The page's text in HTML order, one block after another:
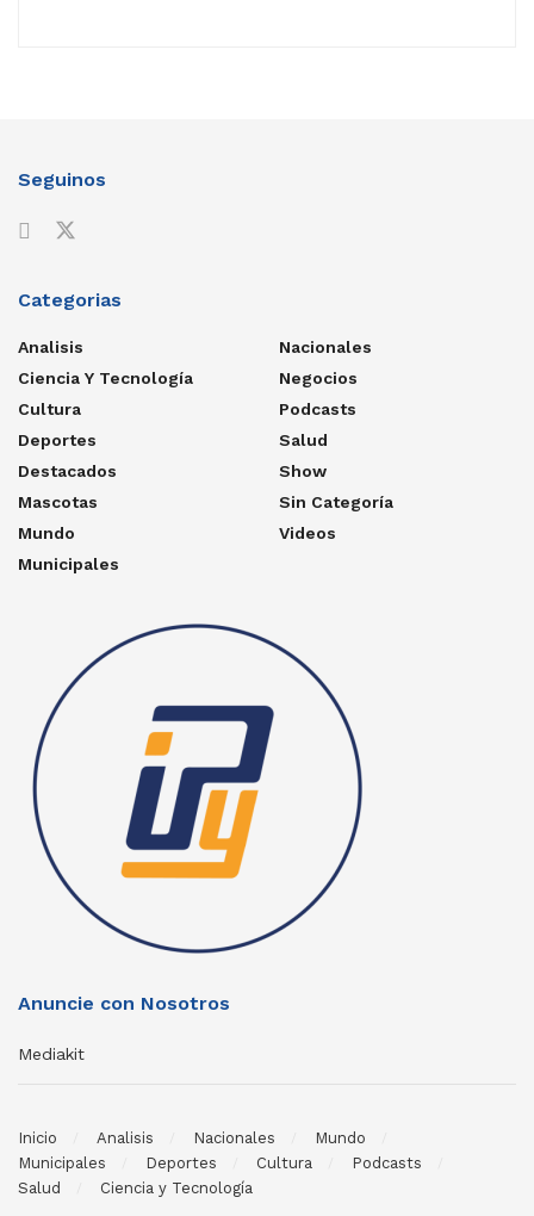
Seguinos
Categorias
Analisis
Ciencia Y Tecnología
Cultura
Deportes
Destacados
Mascotas
Mundo
Municipales
Nacionales
Negocios
Podcasts
Salud
Show
Sin Categoría
Videos
Anuncie con Nosotros
Mediakit
Inicio Analisis Nacionales
Mundo
Municipales
Deportes Cultura
Podcasts
Salud
Ciencia y Tecnología